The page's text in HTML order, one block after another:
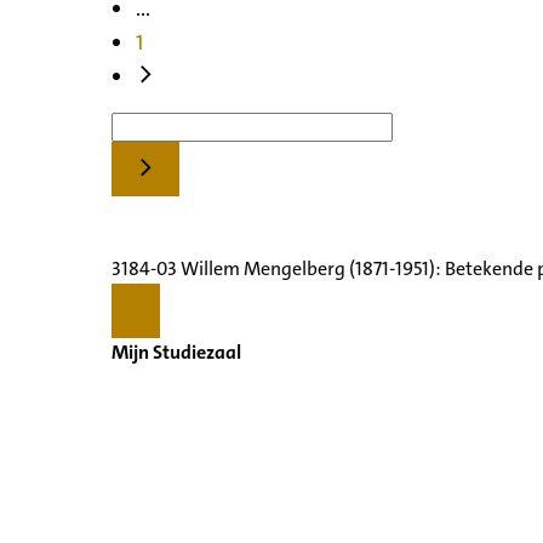
...
1
3184-03 Willem Mengelberg (1871-1951):
Mijn Studiezaal